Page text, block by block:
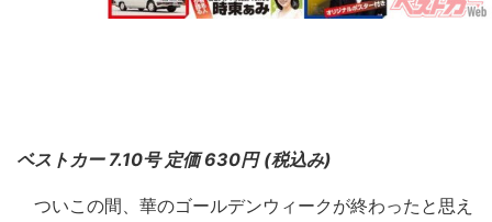
ベストカー 7.10号 定価 630円 (税込み)
ついこの間、華のゴールデンウィークが終わったと思え